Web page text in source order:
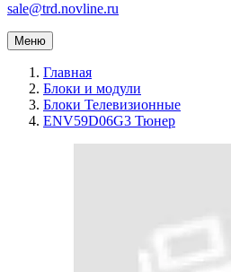
sale@trd.novline.ru
Меню
Главная
Блоки и модули
Блоки Телевизионные
ENV59D06G3 Тюнер